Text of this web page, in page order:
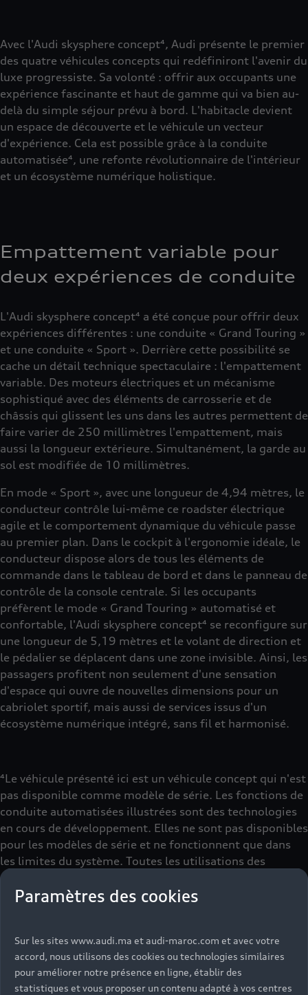
Avec l'Audi skysphere concept⁴, Audi présente le premier
des quatre véhicules concepts qui redéfiniront l'avenir du
luxe progressiste. Sa volonté : offrir aux occupants une
expérience fascinante et haut de gamme qui va bien au-
delà du simple séjour prévu à bord. L'habitacle devient
un espace de découverte et le véhicule un vecteur
d'expérience. Cela est possible grâce à la conduite
automatisée⁴, une refonte révolutionnaire de l'intérieur
et un écosystème numérique holistique.
Empattement variable pour
deux expériences de conduite
L'Audi skysphere concept⁴ a été conçue pour offrir deux
expériences différentes : une conduite « Grand Touring »
et une conduite « Sport ». Derrière cette possibilité se
cache un détail technique spectaculaire : l'empattement
variable. Des moteurs électriques et un mécanisme
sophistiqué avec des éléments de carrosserie et de
châssis qui glissent les uns dans les autres permettent de
faire varier de 250 millimètres l'empattement, mais
aussi la longueur extérieure. Simultanément, la garde au
sol est modifiée de 10 millimètres.
En mode « Sport », avec une longueur de 4,94 mètres, le
conducteur contrôle lui-même ce roadster électrique
agile et le comportement dynamique du véhicule passe
au premier plan. Dans le cockpit à l'ergonomie idéale, le
conducteur dispose alors de tous les éléments de
commande dans le tableau de bord et dans le panneau de
contrôle de la console centrale. Si les occupants
préfèrent le mode « Grand Touring » automatisé et
confortable, l'Audi skysphere concept⁴ se reconfigure sur
une longueur de 5,19 mètres et le volant de direction et
le pédalier se déplacent dans une zone invisible. Ainsi, les
passagers profitent non seulement d'une sensation
d'espace qui ouvre de nouvelles dimensions pour un
cabriolet sportif, mais aussi de services issus d'un
écosystème numérique intégré, sans fil et harmonisé.
⁴Le véhicule présenté ici est un véhicule concept qui n'est
pas disponible comme modèle de série. Les fonctions de
conduite automatisées illustrées sont des technologies
en cours de développement. Elles ne sont pas disponibles
pour les modèles de série et ne fonctionnent que dans
les limites du système. Toutes les utilisations des
systèmes et des fonctions techniques illustrent
uniquement un concept possible et dépendent des
Paramètres des cookies
Sur les sites www.audi.ma et audi-maroc.com et avec votre
accord, nous utilisons des cookies ou technologies similaires
pour améliorer notre présence en ligne, établir des
statistiques et vous proposer un contenu adapté à vos centres